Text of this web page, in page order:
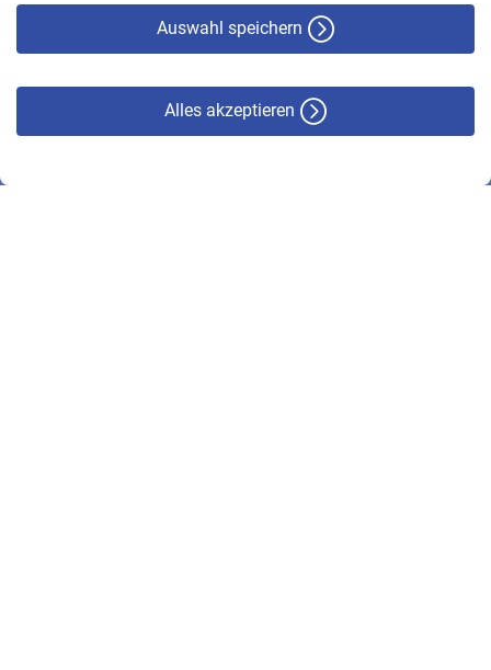
Auswahl speichern
Alles akzeptieren
© VBL 2026